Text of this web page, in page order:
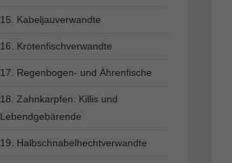
15. Kabeljauverwandte
16. Krötenfischverwandte
17. Regenbogen- und Ährenfische
18. Zahnkarpfen: Killis und
Lebendgebärende
19. Halbschnabelhechtverwandte